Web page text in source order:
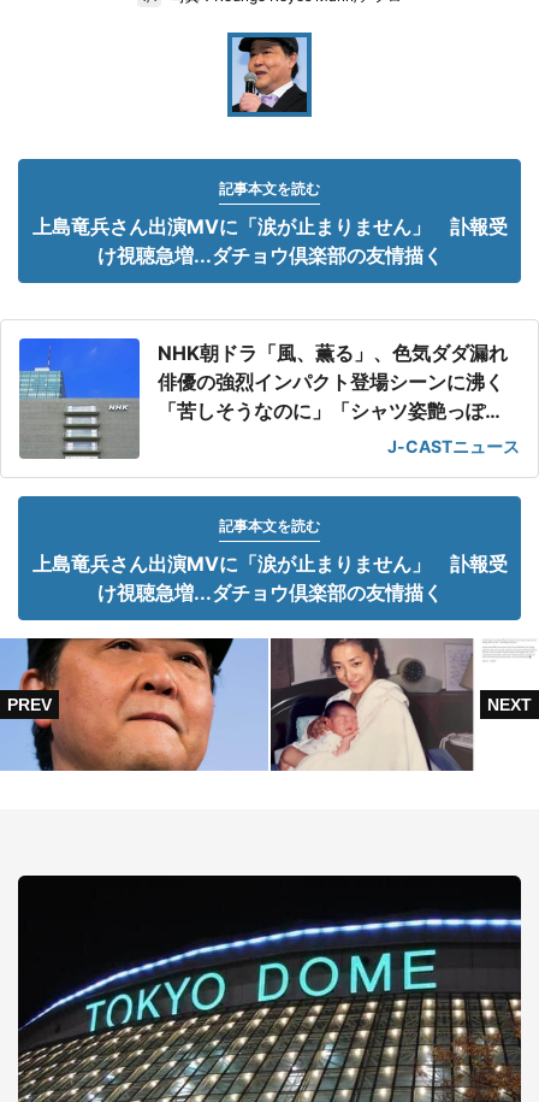
記事本文を読む
上島竜兵さん出演MVに「涙が止まりません」 訃報受
け視聴急増...ダチョウ倶楽部の友情描く
NHK朝ドラ「風、薫る」、色気ダダ漏れ
俳優の強烈インパクト登場シーンに沸く
「苦しそうなのに」「シャツ姿艶っぽ
J-CASTニュース
記事本文を読む
上島竜兵さん出演MVに「涙が止まりません」 訃報受
け視聴急増...ダチョウ倶楽部の友情描く